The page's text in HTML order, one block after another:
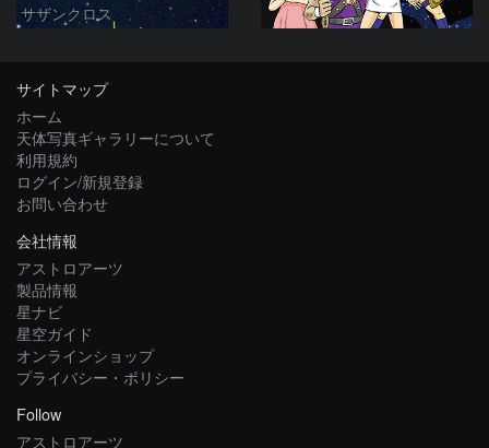
サザンクロス
サイトマップ
ホーム
天体写真ギャラリーについて
利用規約
ログイン/新規登録
お問い合わせ
会社情報
アストロアーツ
製品情報
星ナビ
星空ガイド
オンラインショップ
プライバシー・ポリシー
Follow
アストロアーツ